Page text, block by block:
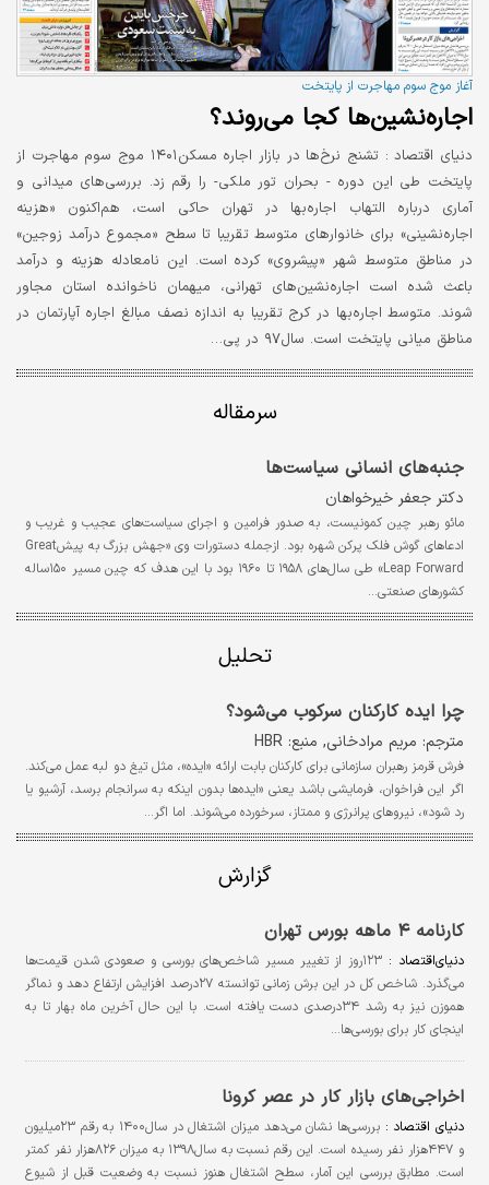
آغاز موج سوم مهاجرت از پایتخت
اجاره‌نشین‌ها کجا می‌روند؟
دنیای اقتصاد :
تشنج نرخ‌ها در بازار اجاره مسکن۱۴۰۱ موج سوم مهاجرت از
پایتخت طی این دوره - بحران تور ملکی- را رقم زد. بررسی‌های میدانی و
آماری درباره التهاب اجاره‌بها در تهران حاکی است، هم‌اکنون «هزینه
اجاره‌نشینی» برای خانوارهای متوسط تقریبا تا سطح «مجموع درآمد زوجین»
در مناطق متوسط شهر «پیشروی» کرده است. این نامعادله هزینه و درآمد
باعث شده است اجاره‌نشین‌های تهرانی، ‌میهمان ناخوانده استان مجاور
شوند. متوسط اجاره‌بها در کرج تقریبا به اندازه نصف مبالغ اجاره آپارتمان در
مناطق میانی پایتخت است. سال۹۷ در پی…
سرمقاله
جنبه‌‏های انسانی سیاست‌‏ها
دکتر جعفر خیرخواهان
مائو رهبر چین کمونیست، به صدور فرامین و اجرای سیاست‌‌های عجیب و غریب و
ادعاهای گوش فلک پرکن شهره بود. ازجمله دستورات وی «جهش بزرگ به پیشGreat
Leap Forward» طی سال‌های ۱۹۵۸ تا ۱۹۶۰ بود با این هدف که چین مسیر ۱۵۰ساله
کشورهای صنعتی…
تحلیل
چرا ایده‌ کارکنان سرکوب می‌شود؟
مترجم: مریم مرادخاني, منبع: HBR
فرش قرمز رهبران سازمانی برای کارکنان بابت ارائه «ایده»، مثل تیغ دو لبه عمل می‌کند.
اگر این فراخوان، فرمایشی باشد یعنی «ایده‌ها بدون اینکه به سرانجام برسد، آرشیو یا
رد شود»، نیروهای پرانرژی و ممتاز، سرخورده می‌شوند. اما اگر…
گزارش
کارنامه ۴ ماهه بورس تهران
دنیای‌اقتصاد :
۱۲۳روز از تغییر مسیر شاخص‌های بورسی و صعودی شدن قیمت‌‌ها
می‌گذرد. شاخص کل در این برش زمانی توانسته ۲۷درصد افزایش ارتفاع دهد و نماگر
هموزن نیز به رشد ۳۴درصدی دست یافته است. با این حال آخرین ماه بهار تا به
اینجای کار برای بورسی‌ها…
اخراجی‌های بازار کار در عصر کرونا
دنیای ‌اقتصاد :
بررسی‌ها نشان می‌دهد میزان اشتغال در سال۱۴۰۰ به رقم ۲۳میلیون
و ۴۴۷هزار نفر رسیده است. این رقم نسبت به سال۱۳۹۸ به میزان ۸۲۶هزار نفر کمتر
است. مطابق بررسی این آمار، سطح اشتغال هنوز نسبت به وضعیت قبل از شیوع